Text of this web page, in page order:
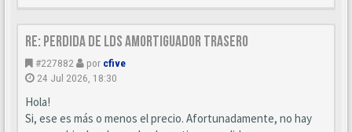
Re: Perdida de LDS amortiguador trasero
#227882 por cfive
24 Jul 2026, 18:30
Hola!
Si, ese es más o menos el precio. Afortunadamente, no hay